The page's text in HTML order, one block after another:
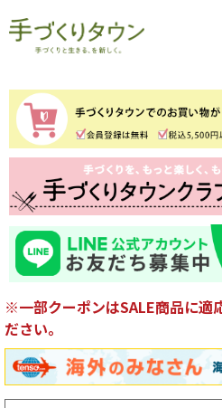
※一部クーポンはSALE商品に適
ださい。